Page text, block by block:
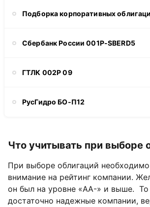
Подборка корпоративных
Сбербанк России 001Р-SBERD5
ГТЛК 002P 09
РусГидро БО-П12
Что учитывать при выборе
При выборе облигаций
внимание на рейтинг компании.
он был на уровне «AA-» и выше. То
достаточно надежные компании,